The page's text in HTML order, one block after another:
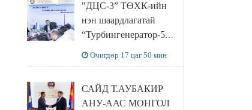
баялгийн сан нэгдэл”
ХХК-тай хамтран
хэрэгжүүлнэ
"ДЦС-3” ТӨХК-ийн
нэн шаардлагатай
“Турбингенератор-5”-
Өчигдөр 17 цаг 50 мин
САЙД Т.АУБАКИР
АНУ-ААС МОНГОЛ